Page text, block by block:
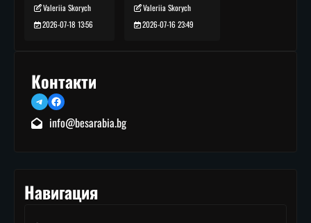
Valeriia Skorych
2026-07-18 13:56
Valeriia Skorych
2026-07-16 23:49
Контакти
TelegramFacebook
info@besarabia.bg
Навигация